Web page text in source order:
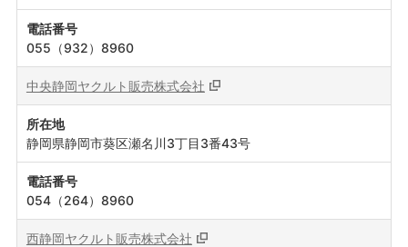
電話番号
055（932）8960
中央静岡ヤクルト販売株式会社
所在地
静岡県静岡市葵区瀬名川3丁目3番43号
電話番号
054（264）8960
西静岡ヤクルト販売株式会社